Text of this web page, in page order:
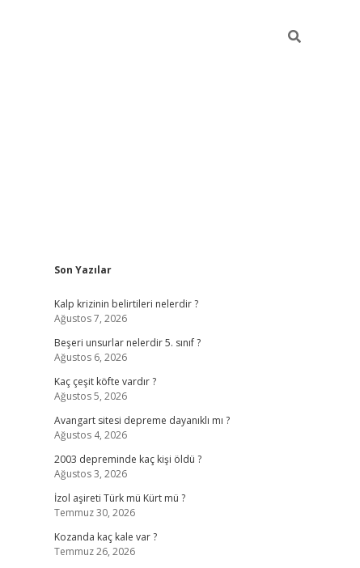
Sidebar
Son Yazılar
Kalp krizinin belirtileri nelerdir ?
Ağustos 7, 2026
Beşeri unsurlar nelerdir 5. sınıf ?
Ağustos 6, 2026
Kaç çeşit köfte vardır ?
Ağustos 5, 2026
Avangart sitesi depreme dayanıklı mı ?
Ağustos 4, 2026
2003 depreminde kaç kişi öldü ?
Ağustos 3, 2026
İzol aşireti Türk mü Kürt mü ?
Temmuz 30, 2026
Kozanda kaç kale var ?
Temmuz 26, 2026